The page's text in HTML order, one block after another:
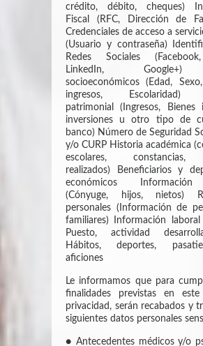
crédito, débito, cheques)
Fiscal (RFC, Dirección de
Credenciales de acceso a
(Usuario y contraseña)
Redes Sociales
LinkedIn,
socioeconómicos (Edad,
ingresos, Escolaridad)
patrimonial (Ingresos, Bienes
inversiones u otro tipo de
banco) Número de Seguridad
y/o CURP Historia académica
escolares, constancias,
realizados) Beneficiarios y
económicos
(Cónyuge, hijos, nietos)
personales (Información de
familiares) Información laboral
Puesto, actividad
Hábitos, deportes,
aficiones
Le informamos que para
finalidades previstas en
privacidad, serán recabados y
siguientes datos personales
● Antecedentes médicos y/o